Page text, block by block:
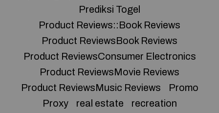
Prediksi Togel
Product Reviews::Book Reviews
Product ReviewsBook Reviews
Product ReviewsConsumer Electronics
Product ReviewsMovie Reviews
Product ReviewsMusic Reviews
Promo
Proxy
real estate
recreation